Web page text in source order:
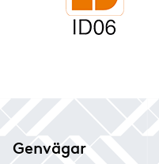
Genvägar